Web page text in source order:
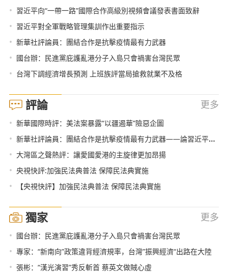
• 習近平向“一帶一路”國際合作高級別視頻會議發表書面致辭
• 習近平對全軍戰略管理集訓作出重要指示
• 新華社評論員：團結合作是抗擊疫情最有力武器
• 國台辦：民進黨庇護亂港分子入島只會禍害台灣民眾
• 台灣下調經濟增長預測 上班族評當局搶救就業不及格
評論 更多
• 新華國際時評：美法案暴露“以疆遏華”險惡企圖
• 新華社評論員：團結合作是抗擊疫情最有力武器——論習近平主席在中非團結抗疫特別峰會主旨講話
• 大灣區之聲熱評：讓愛國愛港的主旋律更加昂揚
• 央視快評:加強民法典普法 保障民法典實施
• 【央視快評】加強民法典普法 保障民法典實施
獨家 更多
• 國台辦：民進黨庇護亂港分子入島只會禍害台灣民眾
• 專家：“新南向”政策違背經濟規率，台灣”振興經濟“出路在大陸
• 張彬：“漢光演習”秀反斬首 蔡英文做賊心虛